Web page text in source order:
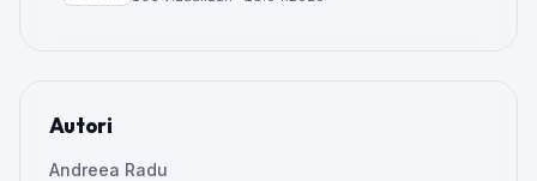
Autori
Andreea Radu